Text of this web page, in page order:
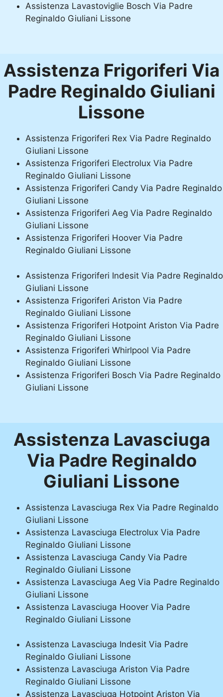
Assistenza Lavastoviglie Bosch Via Padre
Reginaldo Giuliani Lissone
Assistenza Frigoriferi Via
Padre Reginaldo Giuliani
Lissone
Assistenza Frigoriferi Rex Via Padre Reginaldo
Giuliani Lissone
Assistenza Frigoriferi Electrolux Via Padre
Reginaldo Giuliani Lissone
Assistenza Frigoriferi Candy Via Padre Reginaldo
Giuliani Lissone
Assistenza Frigoriferi Aeg Via Padre Reginaldo
Giuliani Lissone
Assistenza Frigoriferi Hoover Via Padre
Reginaldo Giuliani Lissone
Assistenza Frigoriferi Indesit Via Padre Reginaldo
Giuliani Lissone
Assistenza Frigoriferi Ariston Via Padre
Reginaldo Giuliani Lissone
Assistenza Frigoriferi Hotpoint Ariston Via Padre
Reginaldo Giuliani Lissone
Assistenza Frigoriferi Whirlpool Via Padre
Reginaldo Giuliani Lissone
Assistenza Frigoriferi Bosch Via Padre Reginaldo
Giuliani Lissone
Assistenza Lavasciuga
Via Padre Reginaldo
Giuliani Lissone
Assistenza Lavasciuga Rex Via Padre Reginaldo
Giuliani Lissone
Assistenza Lavasciuga Electrolux Via Padre
Reginaldo Giuliani Lissone
Assistenza Lavasciuga Candy Via Padre
Reginaldo Giuliani Lissone
Assistenza Lavasciuga Aeg Via Padre Reginaldo
Giuliani Lissone
Assistenza Lavasciuga Hoover Via Padre
Reginaldo Giuliani Lissone
Assistenza Lavasciuga Indesit Via Padre
Reginaldo Giuliani Lissone
Assistenza Lavasciuga Ariston Via Padre
Reginaldo Giuliani Lissone
Assistenza Lavasciuga Hotpoint Ariston Via